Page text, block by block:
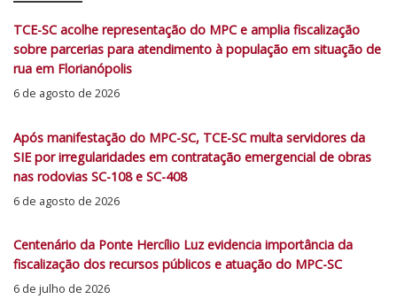
TCE-SC acolhe representação do MPC e amplia fiscalização
sobre parcerias para atendimento à população em situação de
rua em Florianópolis
6 de agosto de 2026
Após manifestação do MPC-SC, TCE-SC multa servidores da
SIE por irregularidades em contratação emergencial de obras
nas rodovias SC-108 e SC-408
6 de agosto de 2026
Centenário da Ponte Hercílio Luz evidencia importância da
fiscalização dos recursos públicos e atuação do MPC-SC
6 de julho de 2026